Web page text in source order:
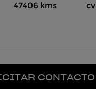
47406 kms cv
CONTACTO